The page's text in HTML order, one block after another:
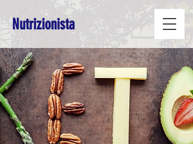
Nutrizionista